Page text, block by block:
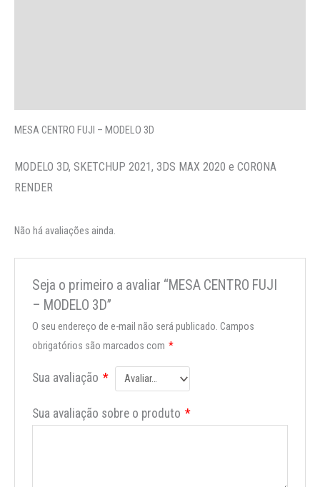
MESA CENTRO FUJI – MODELO 3D
MODELO 3D, SKETCHUP 2021, 3DS MAX 2020 e CORONA
RENDER
Não há avaliações ainda.
Seja o primeiro a avaliar “MESA CENTRO FUJI
– MODELO 3D”
O seu endereço de e-mail não será publicado. Campos
obrigatórios são marcados com *
Sua avaliação *
Sua avaliação sobre o produto *